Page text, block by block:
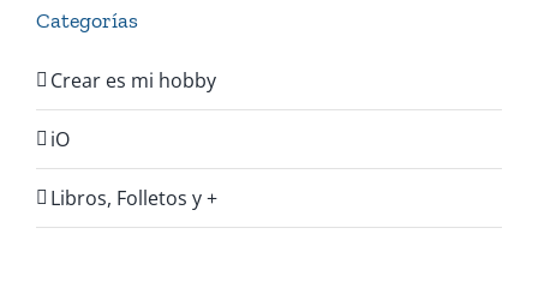
Categorías
Crear es mi hobby
iO
Libros, Folletos y +